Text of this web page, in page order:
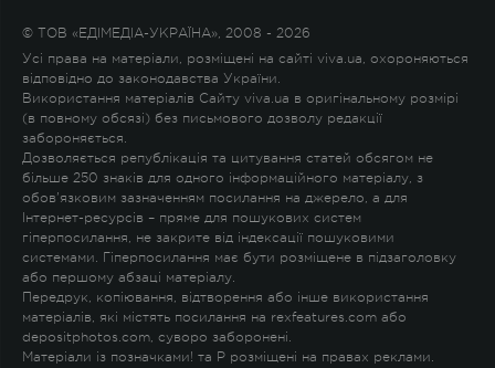
© ТОВ «ЕДІМЕДІА-УКРАЇНА», 2008 - 2026
Усі права на матеріали, розміщені на сайті viva.ua, охороняються
відповідно до законодавства України.
Використання матеріалів Сайту viva.ua в оригінальному розмірі
(в повному обсязі) без письмового дозволу редакції
забороняється.
Дозволяється републікація та цитування статей обсягом не
більше 250 знаків для одного інформаційного матеріалу, з
обов'язковим зазначенням посилання на джерело, а для
Інтернет-ресурсів – пряме для пошукових систем
гіперпосилання, не закрите від індексації пошуковими
системами. Гіперпосилання має бути розміщене в підзаголовку
або першому абзаці матеріалу.
Передрук, копіювання, відтворення або інше використання
матеріалів, які містять посилання на rexfeatures.com або
depositphotos.com, суворо заборонені.
Матеріали із позначками! та P розміщені на правах реклами.